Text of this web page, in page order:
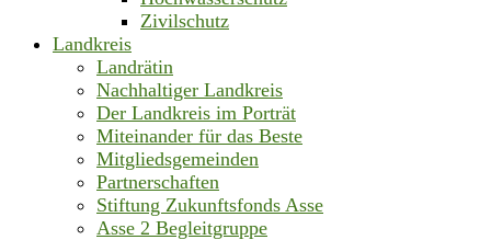
Zivilschutz
Landkreis
Landrätin
Nachhaltiger Landkreis
Der Landkreis im Porträt
Miteinander für das Beste
Mitgliedsgemeinden
Partnerschaften
Stiftung Zukunftsfonds Asse
Asse 2 Begleitgruppe